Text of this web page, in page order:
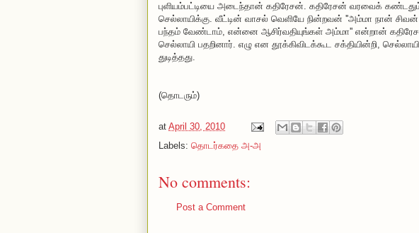
புளியம்பட்டியை அடைந்தான் கதிரேசன். கதிரேசன் வரவைக்
செல்லாயிக்கு. வீட்டின் வாசல் வெளியே நின்றவன் ''அம்மா நான்
பந்தம் வேண்டாம், என்னை ஆசிர்வதியுங்கள் அம்மா'' என்றான்
செல்லாயி பதறினார். எழு என தூக்கிவிடக்கூட சக்தியின்றி,
துடித்தது.
(தொடரும்)
at April 30, 2010
Labels: தொடர்கதை அ-அ
No comments:
Post a Comment